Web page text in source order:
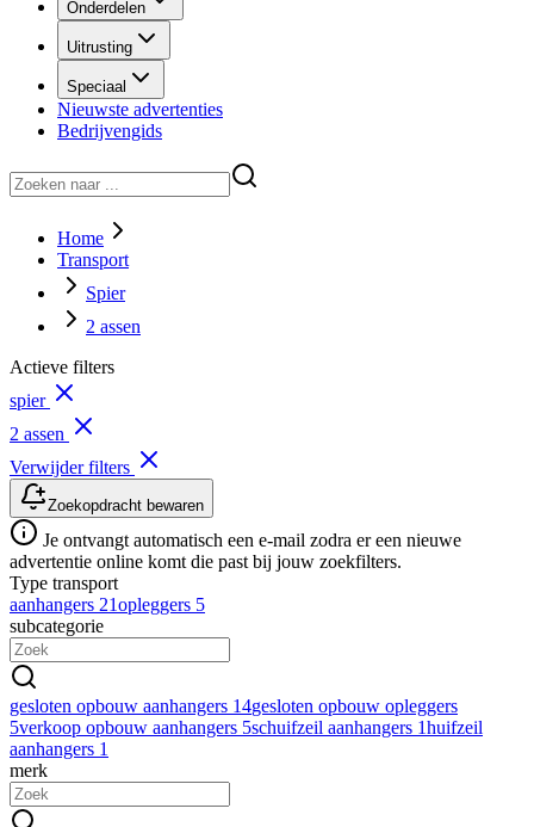
Onderdelen
Uitrusting
Speciaal
Nieuwste advertenties
Bedrijvengids
Home
Transport
Spier
2 assen
Actieve filters
spier
2 assen
Verwijder filters
Zoekopdracht bewaren
Je ontvangt automatisch een e-mail zodra er een nieuwe
advertentie online komt die past bij jouw zoekfilters.
Type transport
aanhangers 21opleggers 5
subcategorie
gesloten opbouw aanhangers 14gesloten opbouw opleggers
5verkoop opbouw aanhangers 5schuifzeil aanhangers 1huifzeil
aanhangers 1
merk